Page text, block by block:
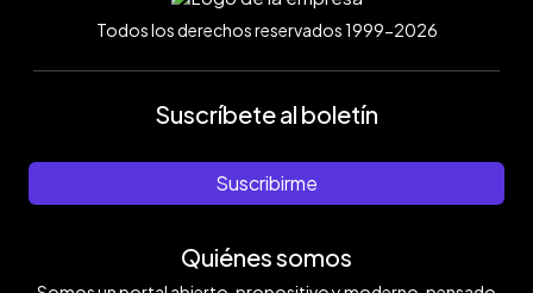
Todos los derechos reservados 1999-2026
Suscríbete al boletín
Suscribirme
Quiénes somos